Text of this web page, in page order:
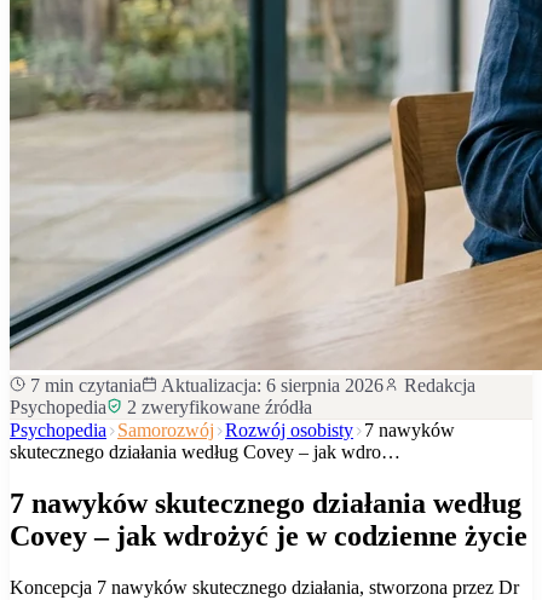
7 min czytania Aktualizacja: 6 sierpnia 2026
Redakcja
Psychopedia
2 zweryfikowane źródła
Psychopedia
Samorozwój Rozwój osobisty 7 nawyków
skutecznego działania według Covey – jak wdro…
7 nawyków skutecznego działania według
Covey – jak wdrożyć je w codzienne życie
Koncepcja 7 nawyków skutecznego działania, stworzona przez Dr